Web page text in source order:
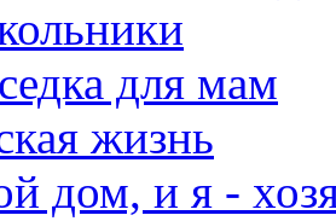
для мам
жизнь
дом, и я -